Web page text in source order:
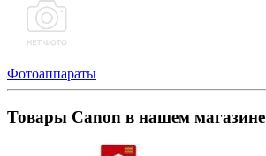
Фотоаппараты
Товары Canon в нашем магазине